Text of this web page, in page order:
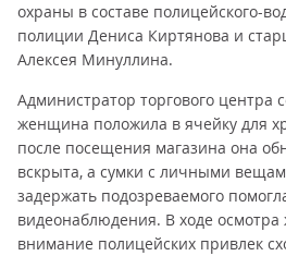
охраны в составе полицейского-
полиции Дениса Киртянова и
Алексея Минуллина.
Администратор торгового центра
женщина положила в ячейку для
после посещения магазина она
вскрыта, а сумки с личными
задержать подозреваемого
видеонаблюдения. В ходе осмотра
внимание полицейских привлек